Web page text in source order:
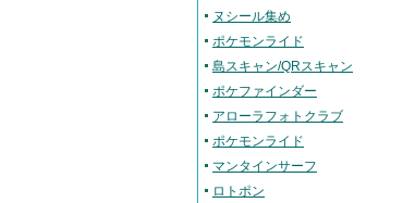
ヌシール集め
ポケモンライド
島スキャン/QRスキャン
ポケファインダー
アローラフォトクラブ
ポケモンライド
マンタインサーフ
ロトポン